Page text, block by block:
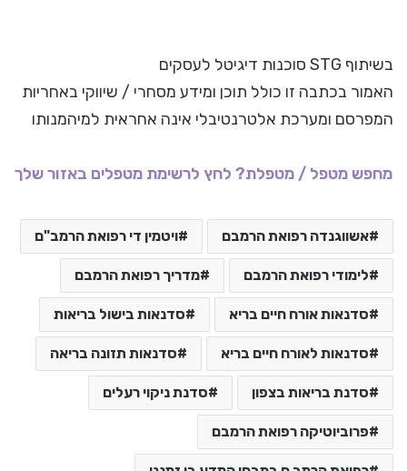
בשיתוף STG סוכנות דיגיטל לעסקים
האמור בכתבה זו כולל תוכן ומידע מסחרי / שיווקי באחריות
המפרסם ומערכת אלטרנטיבלי אינה אחראית למיהמנותו
מחפש מטפל / מטפלת? לחץ לרשימת מטפלים באזור שלך
אשווגנדה רפואת הרמבם ויטמין די רפואת הרמב"ם
לימודי רפואת הרמבם מדריך רפואת הרמבם
סדנאות אורח חיים בריא סדנאות בישול בריאות
סדנאות לאורח חיים בריא סדנאות תזונה בריאה
סדנת בריאות בצפון סדנת ניקוי רעלים
פרוביוטיקה רפואת הרמבם